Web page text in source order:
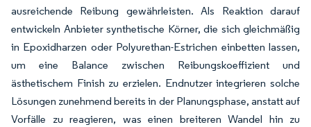
ausreichende Reibung gewährleisten. Als Reaktion darauf
entwickeln Anbieter synthetische Körner, die sich gleichmäßig
in Epoxidharzen oder Polyurethan-Estrichen einbetten lassen,
um eine Balance zwischen Reibungskoeffizient und
ästhetischem Finish zu erzielen. Endnutzer integrieren solche
Lösungen zunehmend bereits in der Planungsphase, anstatt auf
Vorfälle zu reagieren, was einen breiteren Wandel hin zu